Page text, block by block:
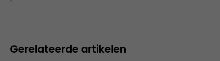
Gerelateerde artikelen